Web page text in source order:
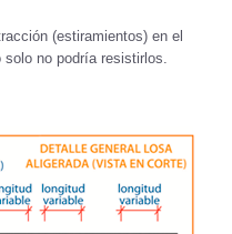
(estiramientos) en el
no podría resistirlos.